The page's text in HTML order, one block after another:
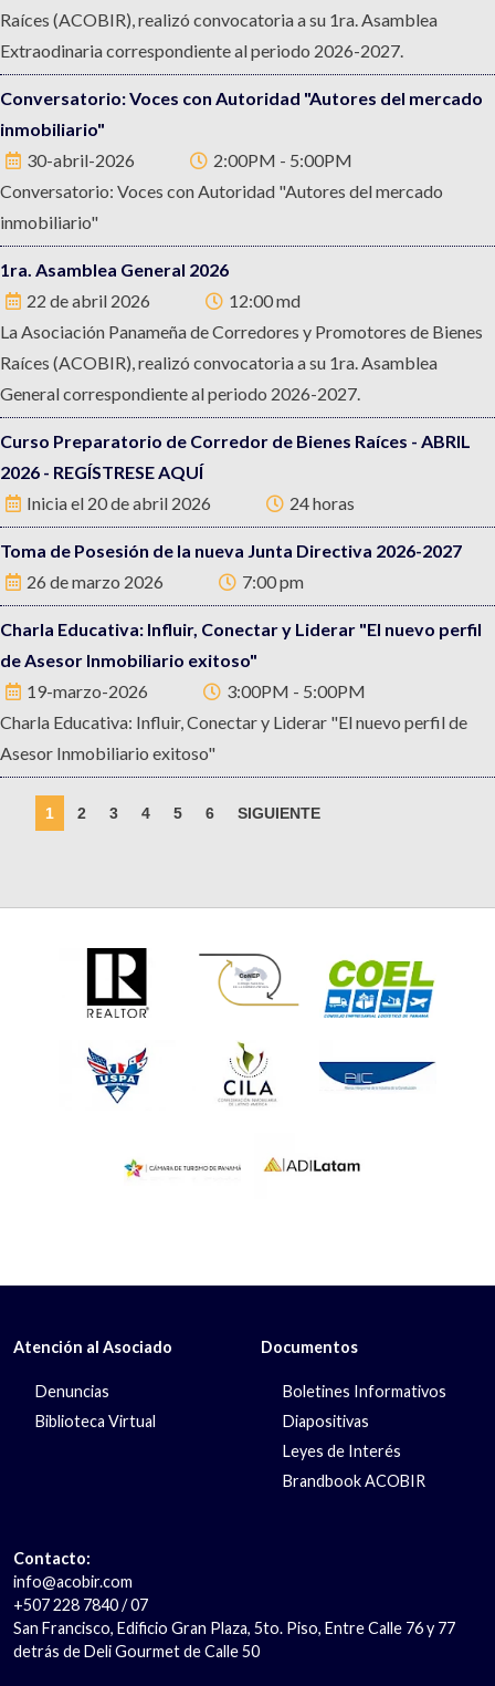
Raíces (ACOBIR), realizó convocatoria a su 1ra. Asamblea
Extraodinaria correspondiente al periodo 2026-2027.
Conversatorio: Voces con Autoridad "Autores del mercado
inmobiliario"
30-abril-2026
2:00PM - 5:00PM
Conversatorio: Voces con Autoridad "Autores del mercado
inmobiliario"
1ra. Asamblea General 2026
22 de abril 2026
12:00 md
La Asociación Panameña de Corredores y Promotores de Bienes
Raíces (ACOBIR), realizó convocatoria a su 1ra. Asamblea
General correspondiente al periodo 2026-2027.
Curso Preparatorio de Corredor de Bienes Raíces - ABRIL
2026 - REGÍSTRESE AQUÍ
Inicia el 20 de abril 2026
24 horas
Toma de Posesión de la nueva Junta Directiva 2026-2027
26 de marzo 2026
7:00 pm
Charla Educativa: Influir, Conectar y Liderar "El nuevo perfil
de Asesor Inmobiliario exitoso"
19-marzo-2026
3:00PM - 5:00PM
Charla Educativa: Influir, Conectar y Liderar "El nuevo perfil de
Asesor Inmobiliario exitoso"
1 2 3 4 5 6 SIGUIENTE
Atención al Asociado
Denuncias
Biblioteca Virtual
Documentos
Boletines Informativos
Diapositivas
Leyes de Interés
Brandbook ACOBIR
Contacto:
info@acobir.com
+507 228 7840 / 07
San Francisco, Edificio Gran Plaza, 5to. Piso, Entre Calle 76 y 77
detrás de Deli Gourmet de Calle 50